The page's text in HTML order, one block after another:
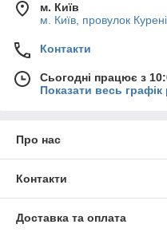
м. Київ
м. Київ, провулок
Контакти
Сьогодні працює з
Показати весь графік
Про нас
Контакти
Доставка та оплата